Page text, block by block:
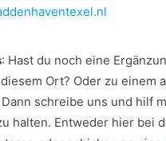
: Hast du noch eine
Ort? Oder zu einem
schreibe uns und hilf
halten. Entweder hier bei